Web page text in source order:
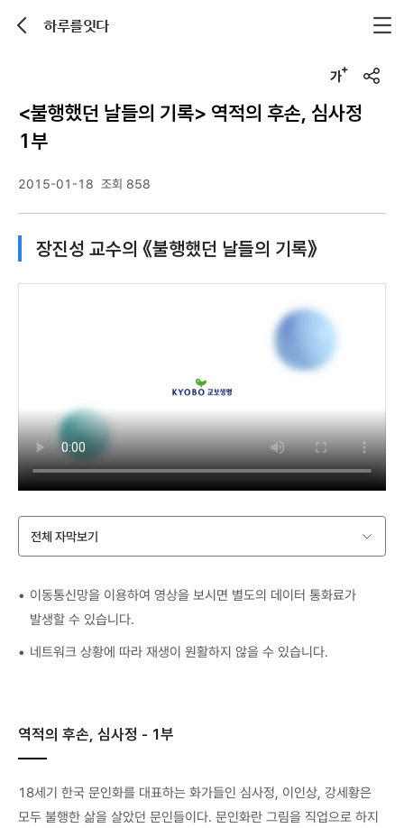
하루를잇다
u
<불행했던 날들의 기록> 역적의 후손, 심사정
1부
2015-01-18 조회 858
장진성 교수의 《불행했던 날들의 기록》
전체 자막보기
이동통신망을 이용하여 영상을 보시면 별도의 데이터 통화료가
발생할 수 있습니다.
네트워크 상황에 따라 재생이 원활하지 않을 수 있습니다.
역적의 후손, 심사정 - 1부
18세기 한국 문인화를 대표하는 화가들인 심사정, 이인상, 강세황은
모두 불행한 삶을 살았던 문인들이다. 문인화란 그림을 직업으로 하지